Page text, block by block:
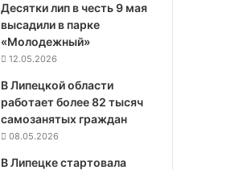
Десятки лип в честь 9 мая
высадили в парке
«Молодежный»
12.05.2026
В Липецкой области
работает более 82 тысяч
самозанятых граждан
08.05.2026
В Липецке стартовала